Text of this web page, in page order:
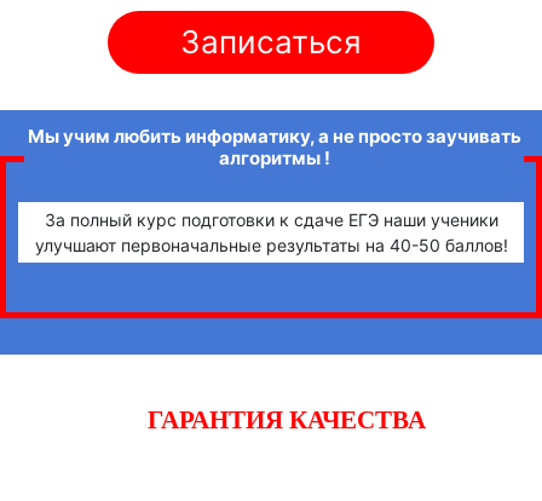
Записаться
Мы учим любить информатику, а не просто заучивать
алгоритмы !
За полный курс подготовки к сдаче ЕГЭ наши ученики
улучшают первоначальные результаты на 40-50 баллов!
ГАРАНТИЯ КАЧЕСТВА